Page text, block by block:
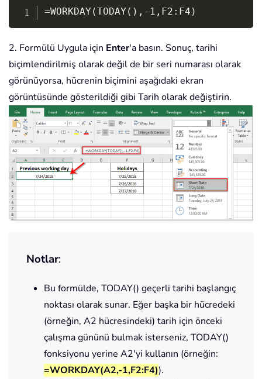
=WORKDAY(TODAY(),-1,F2:F4)
2. Formülü Uygula için Enter'a basın. Sonuç, tarihi
biçimlendirilmiş olarak değil de bir seri numarası olarak
görünüyorsa, hücrenin biçimini aşağıdaki ekran
görüntüsünde gösterildiği gibi Tarih olarak değiştirin.
Notlar:
Bu formülde, TODAY() geçerli tarihi başlangıç
noktası olarak sunar. Eğer başka bir hücredeki
(örneğin, A2 hücresindeki) tarih için önceki
çalışma gününü bulmak isterseniz, TODAY()
fonksiyonu yerine A2'yi kullanın (örneğin:
=WORKDAY(A2,-1,F2:F4)).